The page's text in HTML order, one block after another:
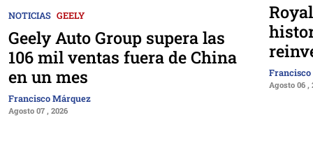
NOTICIAS GEELY
Geely Auto Group supera las
106 mil ventas fuera de China
en un mes
Francisco Márquez
Agosto 07 , 2026
Agosto 06 ,